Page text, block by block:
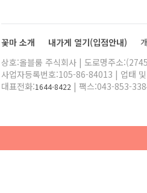
꽃마 소개 내가게 열기(입점안내)
상호:올블룸 주식회사 | 도로명주소
사업자등록번호:105-86-84013 | 업태
대표전화:1644-8422 | 팩스:043-853-